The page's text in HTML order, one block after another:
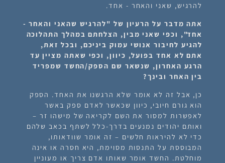
להרגיש, שאני והאחר - אחד.
אתה מדבר על הרעיון של "להרגיש שהאני והאחר -
אחד", וכפי שאני מבין, הצלחתם במהלך התהלוכה
להגיע לחיבור אנושי עמוק ביניכם, ובכל זאת,
אתם לא אחד בפועל, כיוון, וכפי שאתה מציין עד
הרגע האחרון, שנשאר שם הספק/החשד שמפריד
בין האחר ובינך?
כן, אבל זה לא אומר שלא הרגשנו את האחד. הספק
הוא גורם חיובי, כיוון שכאשר לאדם ספק באשר
לאפשרות למסור את השם לקריאה של מישהו זר –
ואותם יהודים נמנעים בדרך-כלל לשתף בכאב שלהם
כדי לא להיראות חלשים – זה אומר שוודאותו,
המבוססת על התנסות מסוימת, היא חסרה או אינה
מוחלטת. החשד אומר שאותו אדם צריך או מעוניין